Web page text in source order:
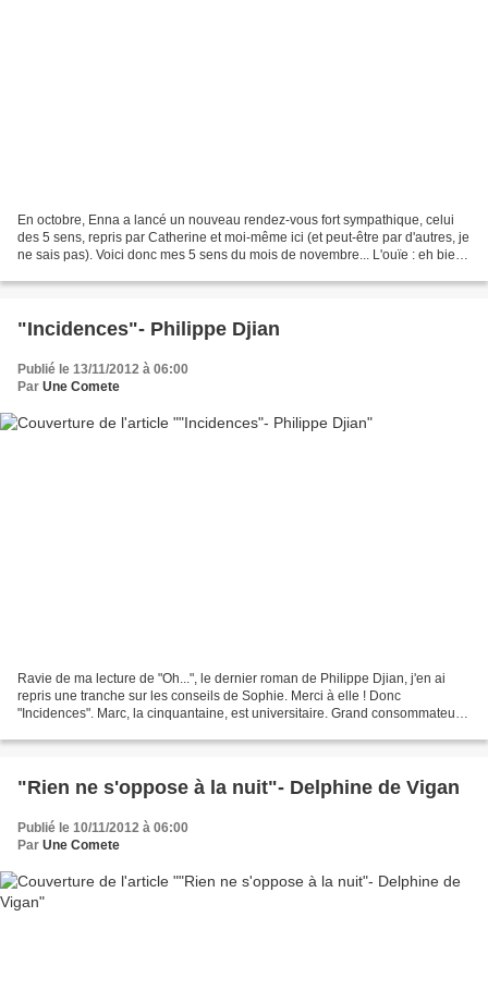
En octobre, Enna a lancé un nouveau rendez-vous fort sympathique, celui
des 5 sens, repris par Catherine et moi-même ici (et peut-être par d'autres, je
ne sais pas). Voici donc mes 5 sens du mois de novembre... L'ouïe : eh bien,
"Incidences"- Philippe Djian
Publié le 13/11/2012 à 06:00
Par Une Comete
Ravie de ma lecture de "Oh...", le dernier roman de Philippe Djian, j'en ai
repris une tranche sur les conseils de Sophie. Merci à elle ! Donc
"Incidences". Marc, la cinquantaine, est universitaire. Grand consommateur
"Rien ne s'oppose à la nuit"- Delphine de Vigan
Publié le 10/11/2012 à 06:00
Par Une Comete